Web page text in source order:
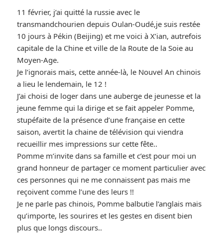
11 février, j’ai quitté la russie avec le
transmandchourien depuis Oulan-Oudé,je suis restée
10 jours à Pékin (Beijing) et me voici à X’ian, autrefois
capitale de la Chine et ville de la Route de la Soie au
Moyen-Age.
Je l’ignorais mais, cette année-là, le Nouvel An chinois
a lieu le lendemain, le 12 !
J’ai choisi de loger dans une auberge de jeunesse et la
jeune femme qui la dirige et se fait appeler Pomme,
stupéfaite de la présence d’une française en cette
saison, avertit la chaine de télévision qui viendra
recueillir mes impressions sur cette fête..
Pomme m’invite dans sa famille et c’est pour moi un
grand honneur de partager ce moment particulier avec
ces personnes qui ne me connaissent pas mais me
reçoivent comme l’une des leurs !!
Je ne parle pas chinois, Pomme balbutie l’anglais mais
qu’importe, les sourires et les gestes en disent bien
plus que longs discours..